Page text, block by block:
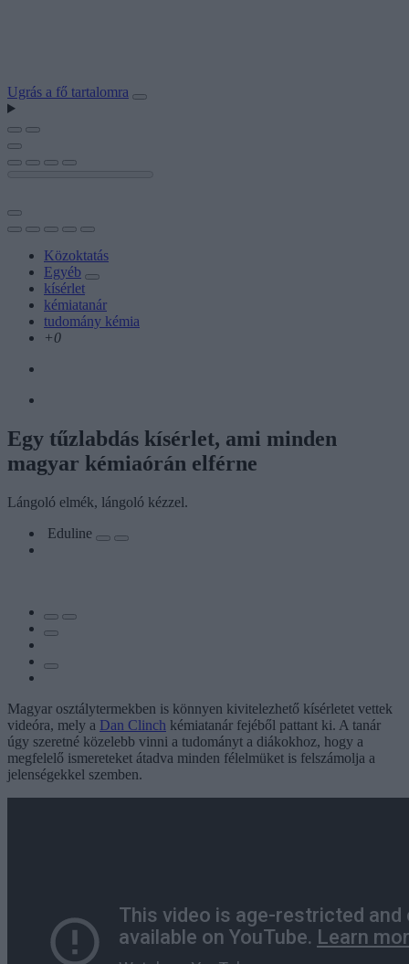
Ugrás a fő tartalomra
Közoktatás
Egyéb
kísérlet
kémiatanár
tudomány kémia
+0
Egy tűzlabdás kísérlet, ami minden
magyar kémiaórán elférne
Lángoló elmék, lángoló kézzel.
Eduline
Magyar osztálytermekben is könnyen kivitelezhető kísérletet vettek
videóra, mely a Dan Clinch kémiatanár fejéből pattant ki. A tanár
úgy szeretné közelebb vinni a tudományt a diákokhoz, hogy a
megfelelő ismereteket átadva minden félelmüket is felszámolja a
jelenségekkel szemben.